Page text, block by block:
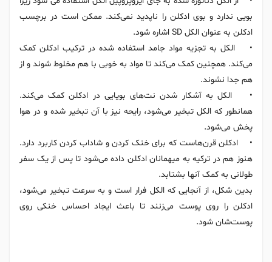
بویی ندارد و بوی ادکلن را ناپدید نمی‌کند. ممکن است در برچسب
ادکلن به عنوان الکل SD اشاره شود.
• الکل به تجزیه مواد جامد استفاده شده در ترکیب ادکلن کمک
می‌کند. همچنین کمک می‌کند تا مواد به خوبی با هم مخلوط شوند و از
هم جدا نشوند.
• الکل به آشکار شدن نت‌های بویایی در ادکلن کمک می‌کند.
همانطور که الکل تبخیر می‌شود، رایحه نیز با آن تبخیر شده و در هوا
پخش می‌شود.
• ادکلن قرن‌هاست که برای خنک کردن و شاداب کردن کاربرد دارد.
هنوز هم در ترکیه به میهمانان ادکلن داده می‌شود تا پس از یک سفر
طولانی به کمک آنها بشتابد.
بدین شکل، از آنجایی که الکل فرار است و به سرعت تبخیر می‌شود،
ادکلن را روی پوست می‌زنند تا باعث ایجاد احساس خنکی روی
پوست‌شان شود.